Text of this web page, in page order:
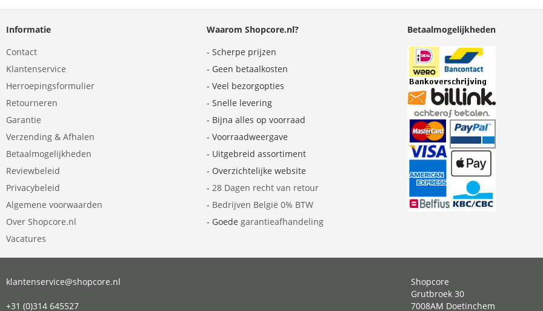
Informatie
Contact
Klantenservice
Herroepingsformulier
Retourneren
Garantie
Verzending & Afhalen
Betaalmogelijkheden
Reviewbeleid
Privacybeleid
Algemene voorwaarden
Over Shopcore.nl
Vacatures
Waarom Shopcore.nl?
- Scherpe prijzen
- Geen betaalkosten
- Veel bezorgopties
- Snelle levering
- Bijna alles op voorraad
- Voorraadweergave
- Uitgebreid assortiment
- Overzichtelijke website
- 28 Dagen recht van retour
- Bedrijven België 0% BTW
- Goede garantieafhandeling
Betaalmogelijkheden
klantenservice@shopcore.nl
+31 (0)314 645527
Shopcore
Grutbroek 30
7008AM Doetinchem